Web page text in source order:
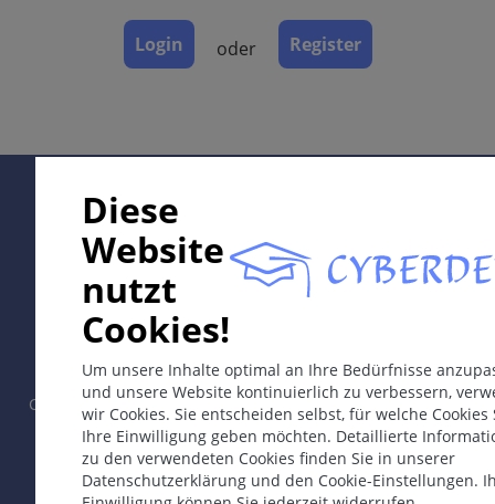
Komplikationen
Diagnose
Bemerkungen
Synonyme
Onychodystrophien; Nagelwachstumsstörungen.
Epidemiologie
Je nach Ätiologie (idiopathisch, genetisch
syndromatisch, infektiös, Tumor bedingt). Die
Prävalenz nimmt mit dem Alter zu und ist am
Login oder Register
Diese
Website
nutzt
Cookies!
Um unsere Inhalte optimal an Ihre Bedürfnisse
und unsere Website kontinuierlich zu verbessern,
wir Cookies. Sie entscheiden selbst, für welche Cookies
Ihre Einwilligung geben möchten. Detaillierte
zu den verwendeten Cookies finden Sie in unserer
Datenschutzerklärung und den Cookie-Einstellungen.
In collaboration with Erasmus+ hEduLearnIt editorial
group
Copyright © 2003-2026 by CYBERDERM Redaktionsgruppe -
Gründungsredakteur Guenter Burg, M.D. - Konzept und
Koordination durch Vahid Djamei, Zürich.
All rights reserved.